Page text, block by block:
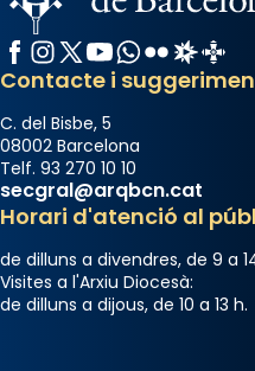
Facebook
Instagram
X / Twitter
YouTube
WhatsApp
FlickrRadio
Contacte i
C. del Bisbe, 5
08002 Barcelona
Telf. 93 270 10 10
secgral@arqbcn.cat
Horari d'atenció al
de dilluns a divendres, de 9 a
Visites a l'Arxiu Diocesà:
de dilluns a dijous, de 10 a 13 h.